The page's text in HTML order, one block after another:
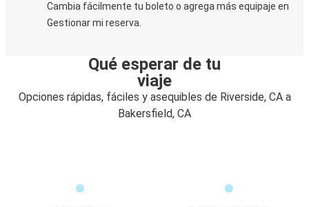
Cambia fácilmente tu boleto o agrega más equipaje en
Gestionar mi reserva.
Qué esperar de tu
viaje
Opciones rápidas, fáciles y asequibles de Riverside, CA a
Bakersfield, CA